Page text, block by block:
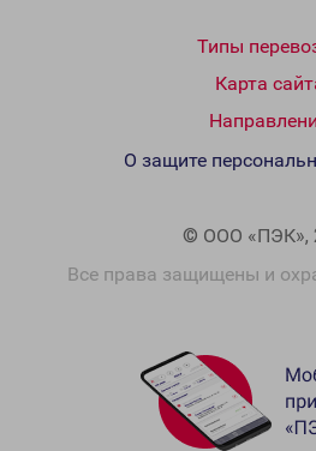
Типы
Карта
© ООО «ПЭК»,
Все права защищены и
О защите